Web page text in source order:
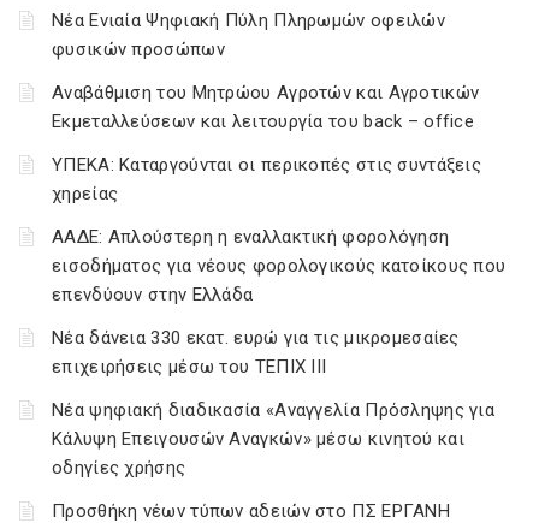
Νέα Ενιαία Ψηφιακή Πύλη Πληρωμών οφειλών
φυσικών προσώπων
Αναβάθμιση του Μητρώου Αγροτών και Αγροτικών
Εκμεταλλεύσεων και λειτουργία του back – office
ΥΠΕΚΑ: Καταργούνται οι περικοπές στις συντάξεις
χηρείας
ΑΑΔΕ: Απλούστερη η εναλλακτική φορολόγηση
εισοδήματος για νέους φορολογικούς κατοίκους που
επενδύουν στην Ελλάδα
Νέα δάνεια 330 εκατ. ευρώ για τις μικρομεσαίες
επιχειρήσεις μέσω του ΤΕΠΙΧ ΙΙΙ
Νέα ψηφιακή διαδικασία «Αναγγελία Πρόσληψης για
Κάλυψη Επειγουσών Αναγκών» μέσω κινητού και
οδηγίες χρήσης
Προσθήκη νέων τύπων αδειών στο ΠΣ ΕΡΓΑΝΗ